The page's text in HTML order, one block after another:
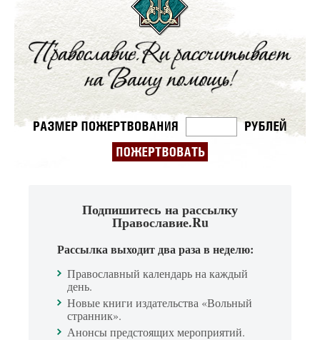
Подпишитесь на рассылку
Православие.Ru
Рассылка выходит два раза в неделю:
Православный календарь на каждый
день.
Новые книги издательства «Вольный
странник».
Анонсы предстоящих мероприятий.